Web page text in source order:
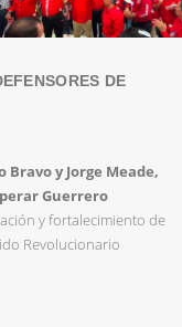
DE
y Jorge Meade,
Guerrero
y fortalecimiento de
Revolucionario